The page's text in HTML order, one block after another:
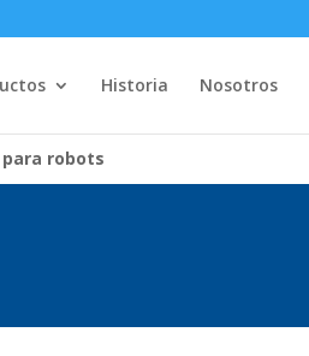
Historia Nosotros
para robots